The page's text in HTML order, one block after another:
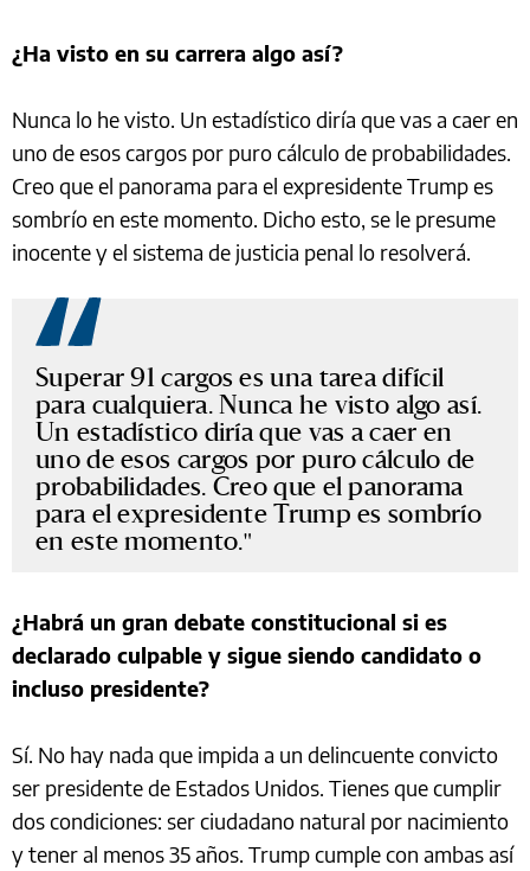
¿Ha visto en su carrera algo así?
Nunca lo he visto. Un estadístico diría que vas a caer en
uno de esos cargos por puro cálculo de probabilidades.
Creo que el panorama para el expresidente Trump es
sombrío en este momento. Dicho esto, se le presume
inocente y el sistema de justicia penal lo resolverá.
Superar 91 cargos es una tarea difícil
para cualquiera. Nunca he visto algo así.
Un estadístico diría que vas a caer en
uno de esos cargos por puro cálculo de
probabilidades. Creo que el panorama
para el expresidente Trump es sombrío
en este momento.
¿Habrá un gran debate constitucional si es
declarado culpable y sigue siendo candidato o
incluso presidente?
Sí. No hay nada que impida a un delincuente convicto
ser presidente de Estados Unidos. Tienes que cumplir
dos condiciones: ser ciudadano natural por nacimiento
y tener al menos 35 años. Trump cumple con ambas así